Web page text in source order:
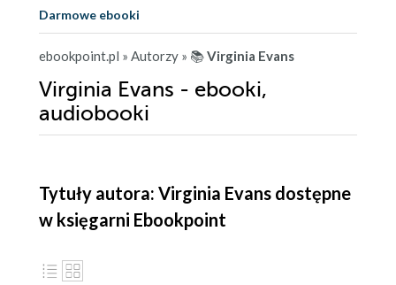
Darmowe ebooki
ebookpoint.pl » Autorzy » 📚Virginia Evans
Virginia Evans - ebooki,
audiobooki
Tytuły autora: Virginia Evans dostępne
w księgarni Ebookpoint